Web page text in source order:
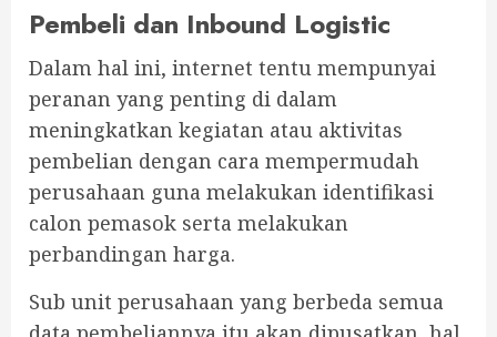
Pembeli dan Inbound Logistic
Dalam hal ini, internet tentu mempunyai
peranan yang penting di dalam
meningkatkan kegiatan atau aktivitas
pembelian dengan cara mempermudah
perusahaan guna melakukan identifikasi
calon pemasok serta melakukan
perbandingan harga.
Sub unit perusahaan yang berbeda semua